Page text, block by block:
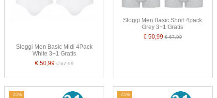
Sloggi Men Basic Midi 4Pack
White 3+1 Gratis
€ 50,99€ 67,99
Sloggi Men Basic Short 4pack
Grey 3+1 Gratis
€ 50,99€ 67,99
-25% -25%